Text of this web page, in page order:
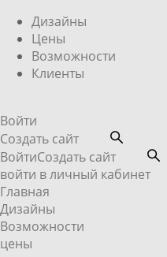
Дизайны
Цены
Возможности
Клиенты
Войти
Создать сайт
ВойтиСоздать сайт
войти в личный кабинет
Главная
Дизайны
Возможности
цены